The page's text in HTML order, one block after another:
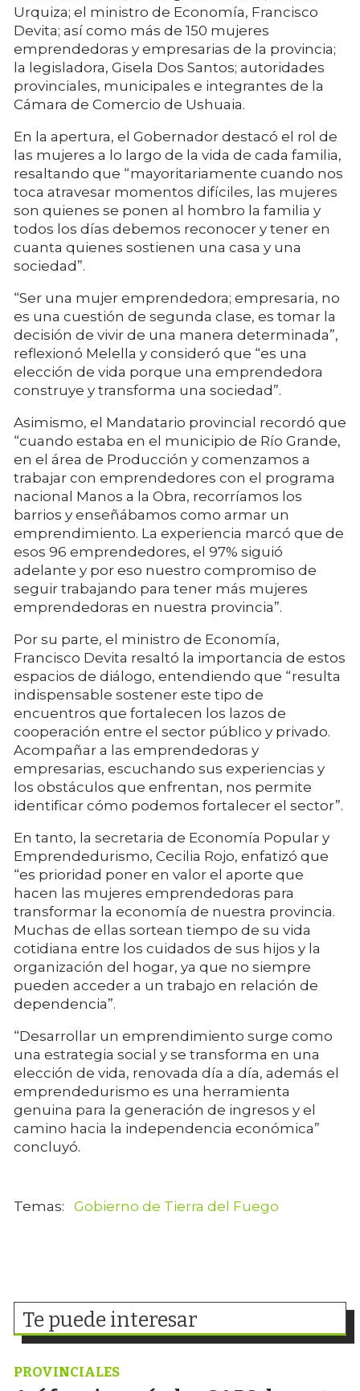
Urquiza; el ministro de Economía, Francisco
Devita; así como más de 150 mujeres
emprendedoras y empresarias de la provincia;
la legisladora, Gisela Dos Santos; autoridades
provinciales, municipales e integrantes de la
Cámara de Comercio de Ushuaia.
En la apertura, el Gobernador destacó el rol de
las mujeres a lo largo de la vida de cada familia,
resaltando que “mayoritariamente cuando nos
toca atravesar momentos difíciles, las mujeres
son quienes se ponen al hombro la familia y
todos los días debemos reconocer y tener en
cuanta quienes sostienen una casa y una
sociedad”.
“Ser una mujer emprendedora; empresaria, no
es una cuestión de segunda clase, es tomar la
decisión de vivir de una manera determinada”,
reflexionó Melella y consideró que “es una
elección de vida porque una emprendedora
construye y transforma una sociedad”.
Asimismo, el Mandatario provincial recordó que
“cuando estaba en el municipio de Río Grande,
en el área de Producción y comenzamos a
trabajar con emprendedores con el programa
nacional Manos a la Obra, recorríamos los
barrios y enseñábamos como armar un
emprendimiento. La experiencia marcó que de
esos 96 emprendedores, el 97% siguió
adelante y por eso nuestro compromiso de
seguir trabajando para tener más mujeres
emprendedoras en nuestra provincia”.
Por su parte, el ministro de Economía,
Francisco Devita resaltó la importancia de estos
espacios de diálogo, entendiendo que “resulta
indispensable sostener este tipo de
encuentros que fortalecen los lazos de
cooperación entre el sector público y privado.
Acompañar a las emprendedoras y
empresarias, escuchando sus experiencias y
los obstáculos que enfrentan, nos permite
identificar cómo podemos fortalecer el sector”.
En tanto, la secretaria de Economía Popular y
Emprendedurismo, Cecilia Rojo, enfatizó que
“es prioridad poner en valor el aporte que
hacen las mujeres emprendedoras para
transformar la economía de nuestra provincia.
Muchas de ellas sortean tiempo de su vida
cotidiana entre los cuidados de sus hijos y la
organización del hogar, ya que no siempre
pueden acceder a un trabajo en relación de
dependencia”.
“Desarrollar un emprendimiento surge como
una estrategia social y se transforma en una
elección de vida, renovada día a día, además el
emprendedurismo es una herramienta
genuina para la generación de ingresos y el
camino hacia la independencia económica”
concluyó.
Gobierno de Tierra del Fuego
Te puede interesar
PROVINCIALES